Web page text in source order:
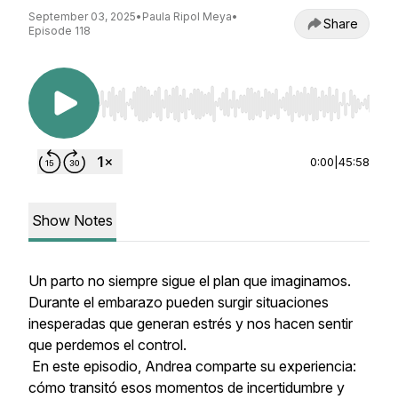
September 03, 2025• Paula Ripol Meya•
Episode 118
Share
Use Left/Right to seek, Home/End to jump to
0:00 45:58
Show Notes
Un parto no siempre sigue el plan que imaginamos.
Durante el embarazo pueden surgir situaciones
inesperadas que generan estrés y nos hacen sentir
que perdemos el control.
En este episodio, Andrea comparte su experiencia:
cómo transitó esos momentos de incertidumbre y